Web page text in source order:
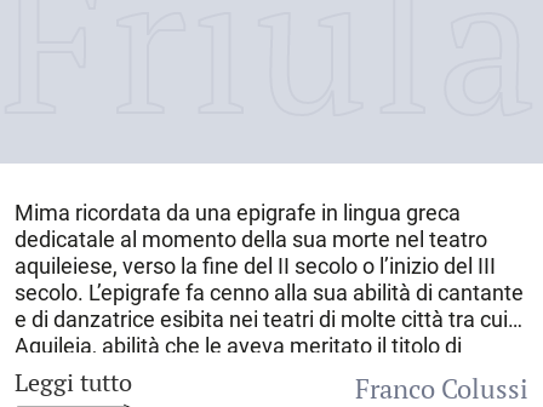
Mima ricordata da una epigrafe in lingua greca
dedicatale al momento della sua morte nel teatro
aquileiese, verso la fine del II secolo o l’inizio del III
secolo. L’epigrafe fa cenno alla sua abilità di cantante
e di danzatrice esibita nei teatri di molte città tra cui
Aquileia, abilità che le aveva meritato il titolo di
“ decima musa
Leggi tutto
Franco Colussi